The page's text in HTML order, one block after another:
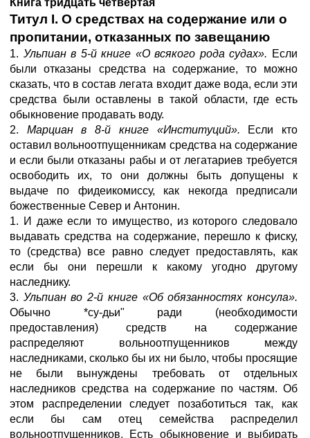
Книга тридцать четвертая
Титул I. О средствах на содержание или о
пропитании, отказанных по завещанию
1. Ульпиан в 5-й книге «О всякого рода судах». Если
были отказаны средства на содержание, то можно
сказать, что в состав легата входит даже вода, если эти
средства были оставлены в такой области, где есть
обыкновение продавать воду.
2. Марциан в 8-й книге «Институций».
Если кто
оставил вольноотпущенникам средства на содержание
и если были отказаны рабы и от легатариев требуется
освободить их, то они должны быть допущены к
выдаче по фидеикомиссу, как некогда предписали
божественные Север и Антонин.
1. И даже если то имущество, из которого следовало
выдавать средства на содержание, перешло к фиску,
то (средства) все равно следует предоставлять, как
если бы они перешли к какому угодно другому
наследнику.
3. Ульпиан во 2-й книге «Об обязанностях консула».
Обычно *су-дьи" ради (необходимости
предоставления) средств на содержание
распределяют вольноотпущенников между
наследниками, сколько бы их ни было, чтобы просящие
не были вынуждены требовать от отдельных
наследников средства на содержание по частям. Об
этом распределении следует позаботиться так, как
если бы сам отец семейства распределил
вольноотпущенников. Есть обыкновение и выбирать